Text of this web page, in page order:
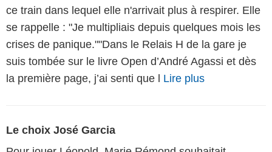
ce train dans lequel elle n'arrivait plus à respirer. Elle
se rappelle : "Je multipliais depuis quelques mois les
crises de panique.""Dans le Relais H de la gare je
suis tombée sur le livre Open d’André Agassi et dès
la première page, j’ai senti que l Lire plus
Le choix José Garcia